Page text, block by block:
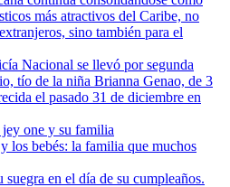
más atractivos del Caribe, no
sino también para el
Nacional se llevó por segunda
tío de la niña Brianna Genao, de 3
el pasado 31 de diciembre en
one y su familia
los bebés: la familia que muchos
en el día de su cumpleaños.